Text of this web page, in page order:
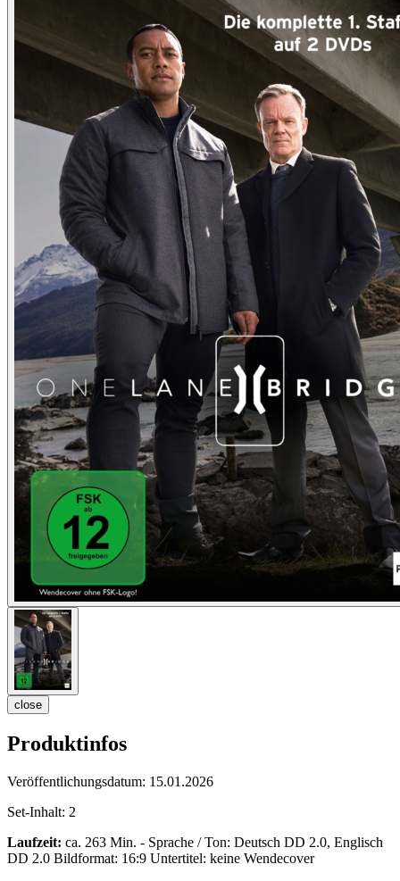
close
Produktinfos
Veröffentlichungsdatum: 15.01.2026
Set-Inhalt: 2
Laufzeit: ca. 263 Min. - Sprache / Ton: Deutsch DD 2.0, Englisch
DD 2.0 Bildformat: 16:9 Untertitel: keine Wendecover